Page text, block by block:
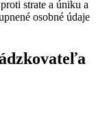
strate a úniku a
osobné údaje